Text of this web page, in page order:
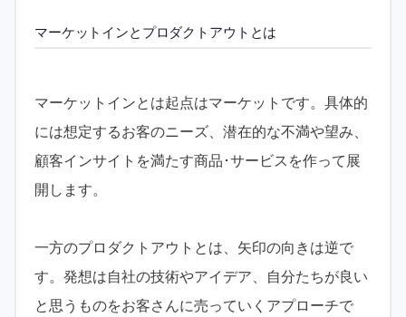
マーケットインとプロダクトアウトとは
マーケットインとは起点はマーケットです。具体的
には想定するお客のニーズ、潜在的な不満や望み、
顧客インサイトを満たす商品･サービスを作って展
開します。
一方のプロダクトアウトとは、矢印の向きは逆で
す。発想は自社の技術やアイデア、自分たちが良い
と思うものをお客さんに売っていくアプローチで